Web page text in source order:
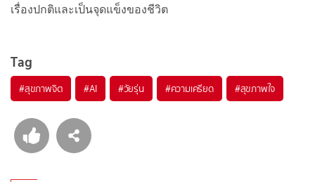
เรื่องปกติและเป็นจุดแข็งของชีวิต
Tag
#สุขภาพจิต #AI #วัยรุ่น #ความเครียด #สุขภาพใจ